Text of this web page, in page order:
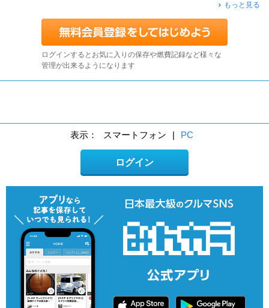
もっと見る
ログインするとお気に入りの保存や燃費記録など様々な
管理が出来るようになります
表示： スマートフォン | PC
ログイン